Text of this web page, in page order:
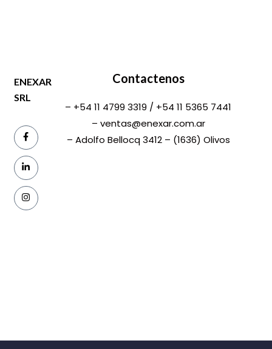
ENEXAR
SRL
Contactenos
– +54 11 4799 3319 / +54 11 5365 7441
– ventas@enexar.com.ar
– Adolfo Bellocq 3412 – (1636) Olivos